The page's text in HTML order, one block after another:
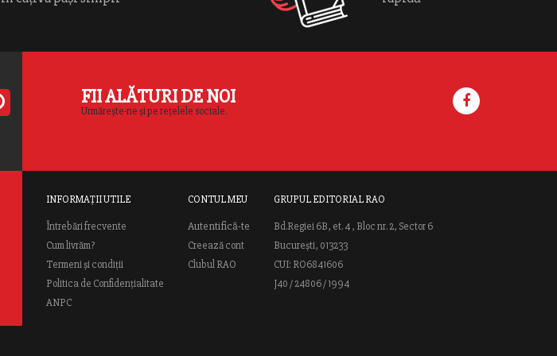
FII ALĂTURI DE NOI
Urmărește-ne și pe rețelele sociale.
INFORMAȚII UTILE
Întrebări frecvente
Cum livrăm?
Termeni și condiții
Politica de Confidențialitate
ANPC
CONTUL MEU
Autentifică-te
Creează cont
Clubul RAO
GRUPUL EDITORIAL RAO
Bd.Regiei 6B, et. 4 , Bloc nr. 2, Sector 6
București, 013233
CUI: RO6841606
J40 / 24806 / 1994